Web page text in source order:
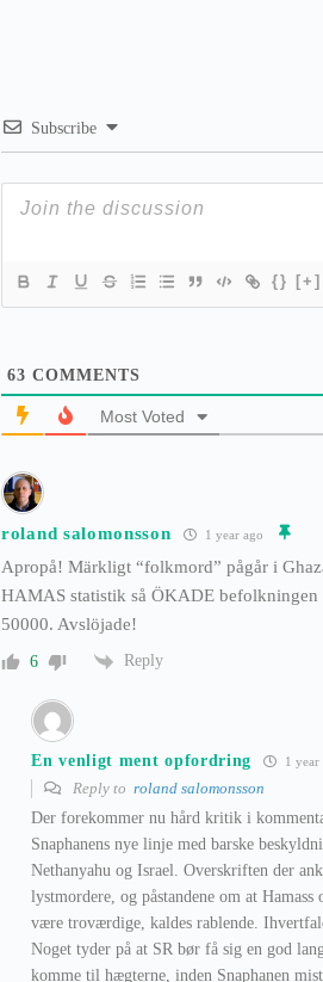
Subscribe
{} [+]
63 COMMENTS
Most Voted
roland salomonsson 1 year ago
Apropå! Märkligt “folkmord” pågår i
HAMAS statistik så ÖKADE befolkningen
50000. Avslöjade!
6 Reply
En venligt ment opfordring 1 year
Reply to roland salomonsson
Der forekommer nu hård kritik i
Snaphanens nye linje med barske
Nethanyahu og Israel. Overskriften der
lystmordere, og påstandene om at Hamass
være troværdige, kaldes rablende.
Noget tyder på at SR bør få sig en god
komme til hægterne, inden Snaphanen